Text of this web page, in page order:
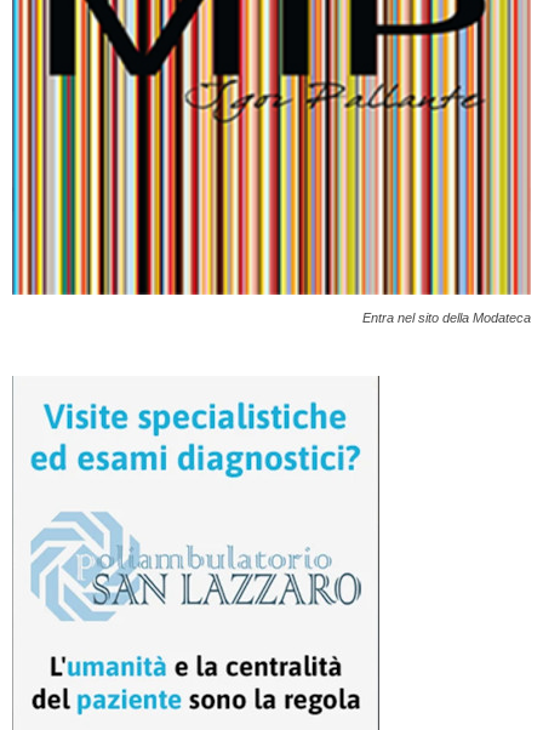
Entra nel sito della Modateca